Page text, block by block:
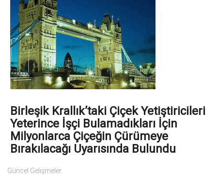
Birleşik Krallık’taki Çiçek Yetiştiricileri
Yeterince İşçi Bulamadıkları İçin
Milyonlarca Çiçeğin Çürümeye
Bırakılacağı Uyarısında Bulundu
Güncel Gelişmeler